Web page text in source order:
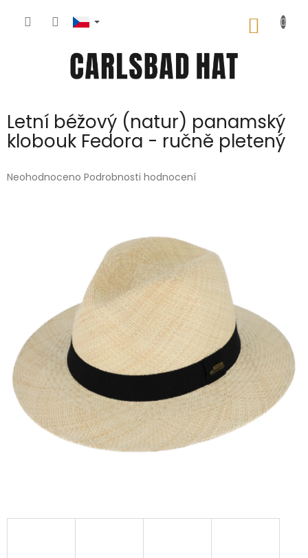
Letní béžový (natur) panamský
klobouk Fedora - ručně pletený
Průměrné
Neohodnoceno Podrobnosti hodnocení